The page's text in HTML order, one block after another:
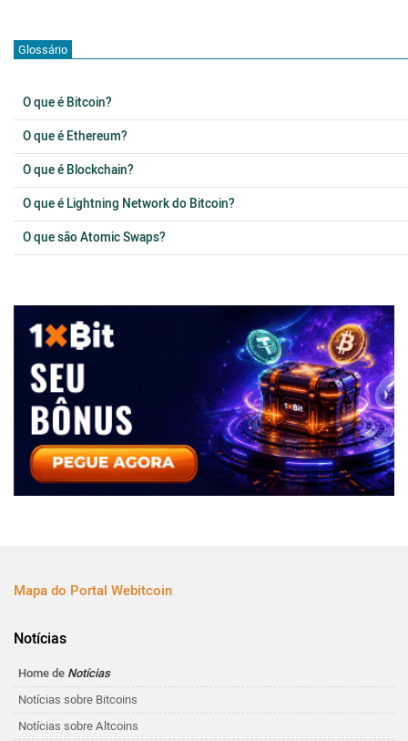
Glossário
O que é Bitcoin?
O que é Ethereum?
O que é Blockchain?
O que é Lightning Network do Bitcoin?
O que são Atomic Swaps?
Mapa do Portal Webitcoin
Notícias
Home de Notícias
Notícias sobre Bitcoins
Notícias sobre Altcoins